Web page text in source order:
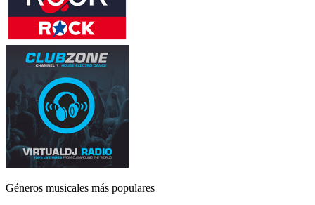
Géneros musicales más populares